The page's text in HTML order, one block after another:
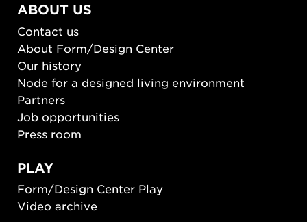
ABOUT US
Contact us
About Form/Design Center
Our history
Node for a designed living environment
Partners
Job opportunities
Press room
PLAY
Form/Design Center Play
Video archive